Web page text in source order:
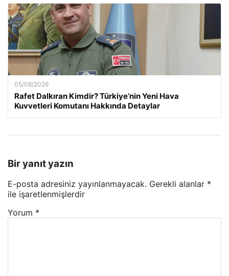
05/08/2026
Rafet Dalkıran Kimdir? Türkiye’nin Yeni Hava
Kuvvetleri Komutanı Hakkında Detaylar
Bir yanıt yazın
E-posta adresiniz yayınlanmayacak. Gerekli alanlar *
ile işaretlenmişlerdir
Yorum *